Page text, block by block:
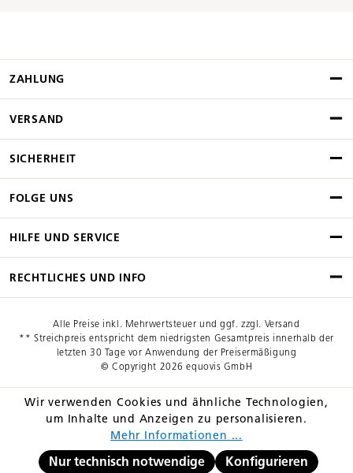
ZAHLUNG
VERSAND
SICHERHEIT
FOLGE UNS
HILFE UND SERVICE
RECHTLICHES UND INFO
Alle Preise inkl. Mehrwertsteuer und ggf. zzgl. Versand
** Streichpreis entspricht dem niedrigsten Gesamtpreis innerhalb der
letzten 30 Tage vor Anwendung der Preisermäßigung
© Copyright 2026 equovis GmbH
Wir verwenden Cookies und ähnliche Technologien,
um Inhalte und Anzeigen zu personalisieren.
Mehr Informationen ...
Nur technisch notwendige Konfigurieren